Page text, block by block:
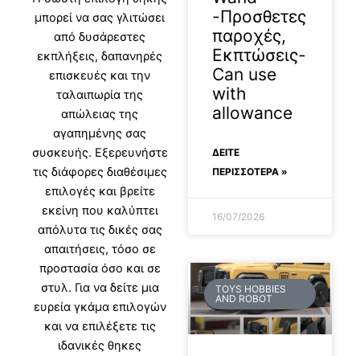
μπορεί να σας γλιτώσει
από δυσάρεστες
εκπλήξεις, δαπανηρές
επισκευές και την
ταλαιπωρία της
απώλειας της
αγαπημένης σας
συσκευής. Εξερευνήστε
τις διάφορες διαθέσιμες
επιλογές και βρείτε
εκείνη που καλύπτει
απόλυτα τις δικές σας
απαιτήσεις, τόσο σε
προστασία όσο και σε
στυλ. Για να δείτε μια
ευρεία γκάμα επιλογών
και να επιλέξετε τις
ιδανικέςθηκες
-Προσθετες
παροχές,
Εκπτώσεις-
Can use
with
allowance
ΔΕΊΤΕ
ΠΕΡΙΣΣΟΤΕΡΑ »
16/07/2026
TOYS HOBBIES
AND ROBOT